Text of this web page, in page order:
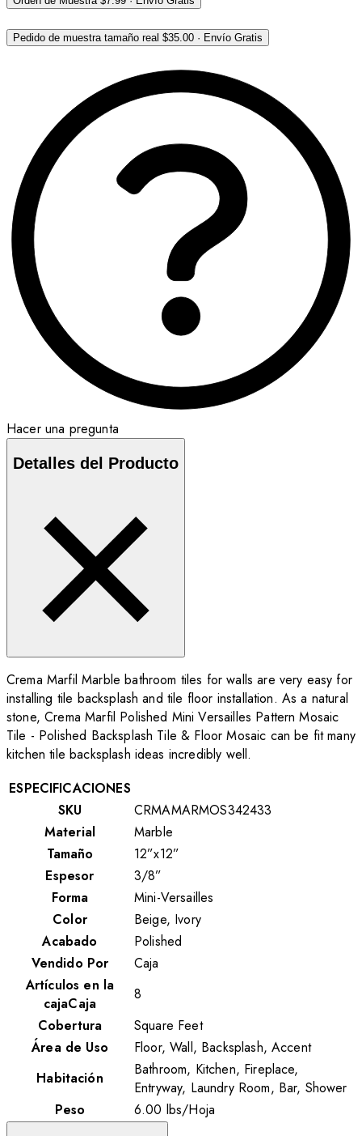
Pedido de muestra tamaño real $35.00 · Envío Gratis
Hacer una pregunta
Detalles del Producto
Crema Marfil Marble bathroom tiles for walls are very easy for
installing tile backsplash and tile floor installation. As a natural
stone, Crema Marfil Polished Mini Versailles Pattern Mosaic
Tile - Polished Backsplash Tile & Floor Mosaic can be fit many
kitchen tile backsplash ideas incredibly well.
ESPECIFICACIONES
SKU
CRMAMARMOS342433
Material
Marble
Tamaño
12”x12”
Espesor
3/8”
Forma
Mini-Versailles
Color
Beige, Ivory
Acabado
Polished
Vendido Por
Caja
Artículos en la
cajaCaja
8
Cobertura
Square Feet
Área de Uso
Floor, Wall, Backsplash, Accent
Habitación
Bathroom, Kitchen, Fireplace,
Entryway, Laundry Room, Bar, Shower
Peso
6.00 lbs/Hoja